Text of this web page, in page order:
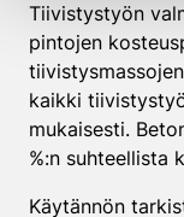
Tiivistystyön
pintojen
kaikki
mukaisesti.
%:n suhteellista
Käytännön